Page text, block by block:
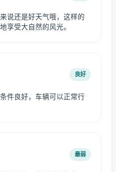
说还是好天气哦，这样的
享受大自然的风光。
良好
件良好，车辆可以正常行
最弱